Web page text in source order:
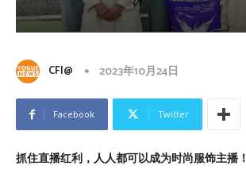
CFI@ 2023年10月24日
Facebook Twitter
抓住直播红利，人人都可以成为时尚服饰主播！